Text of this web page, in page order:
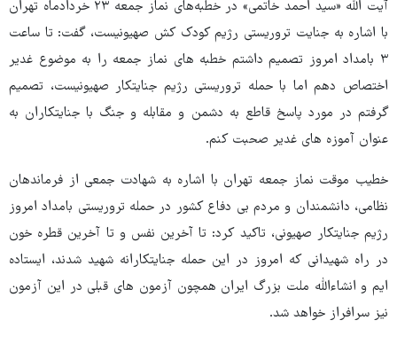
آیت الله «سید احمد خاتمی» در خطبه‌های نماز جمعه ۲۳ خردادماه تهران
با اشاره به جنایت تروریستی رژیم کودک کش صهیونیست، گفت: تا ساعت
۳ بامداد امروز تصمیم داشتم خطبه های نماز جمعه را به موضوع غدیر
اختصاص دهم اما با حمله تروریستی رژیم جنایتکار صهیونیست، تصمیم
گرفتم در مورد پاسخ قاطع به دشمن و مقابله و جنگ با جنایتکاران به
عنوان آموزه های غدیر صحبت کنم.
خطیب موقت نماز جمعه تهران با اشاره به شهادت جمعی از فرماندهان
نظامی، دانشمندان و مردم بی دفاع کشور در حمله تروریستی بامداد امروز
رژیم جنایتکار صهیونی، تاکید کرد: تا آخرین نفس و تا آخرین قطره خون
در راه شهیدانی که امروز در این حمله جنایتکارانه شهید شدند، ایستاده
ایم و انشاءالله ملت بزرگ ایران همچون آزمون های قبلی در این آزمون
نیز سرافراز خواهد شد.